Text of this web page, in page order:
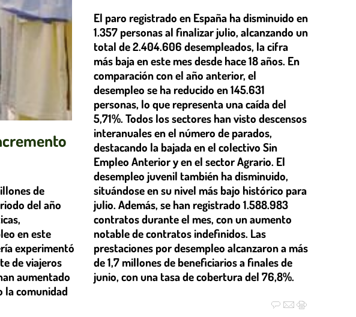
de
del año
en este
experimentó
de viajeros
aumentado
la comunidad
El paro registrado en España ha disminuido en
1.357 personas al finalizar julio, alcanzando un
total de 2.404.606 desempleados, la cifra
más baja en este mes desde hace 18 años. En
comparación con el año anterior, el
desempleo se ha reducido en 145.631
personas, lo que representa una caída del
5,71%. Todos los sectores han visto descensos
interanuales en el número de parados,
destacando la bajada en el colectivo Sin
Empleo Anterior y en el sector Agrario. El
desempleo juvenil también ha disminuido,
situándose en su nivel más bajo histórico para
julio. Además, se han registrado 1.588.983
contratos durante el mes, con un aumento
notable de contratos indefinidos. Las
prestaciones por desempleo alcanzaron a más
de 1,7 millones de beneficiarios a finales de
junio, con una tasa de cobertura del 76,8%.